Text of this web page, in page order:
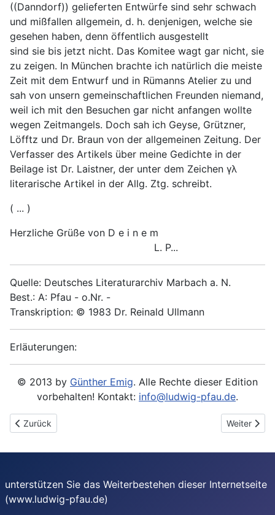
((Danndorf)) gelieferten Entwürfe sind sehr schwach
und mißfallen allgemein, d. h. denjenigen, welche sie
gesehen haben, denn öffentlich ausgestellt
sind sie bis jetzt nicht. Das Komitee wagt gar nicht, sie
zu zeigen. In München brachte ich natürlich die meiste
Zeit mit dem Entwurf und in Rümanns Atelier zu und
sah von unsern gemeinschaftlichen Freunden niemand,
weil ich mit den Besuchen gar nicht anfangen wollte
wegen Zeitmangels. Doch sah ich Geyse, Grützner,
Löfftz und Dr. Braun von der allgemeinen Zeitung. Der
Verfasser des Artikels über meine Gedichte in der
Beilage ist Dr. Laistner, der unter dem Zeichen γλ
literarische Artikel in der Allg. Ztg. schreibt.
( ... )
Herzliche Grüße von D e i n e m
L. P...
Quelle: Deutsches Literaturarchiv Marbach a. N.
Best.: A: Pfau - o.Nr. -
Transkription: © 1983 Dr. Reinald Ullmann
Erläuterungen:
© 2013 by Günther Emig. Alle Rechte dieser Edition
vorbehalten! Kontakt: info@ludwig-pfau.de.
Vorheriger Beitrag: 1889-05-12 - An Anna Spier
Zurück Nächster
Weiter
unterstützen Sie das Weiterbestehen dieser Internetseite
(www.ludwig-pfau.de)